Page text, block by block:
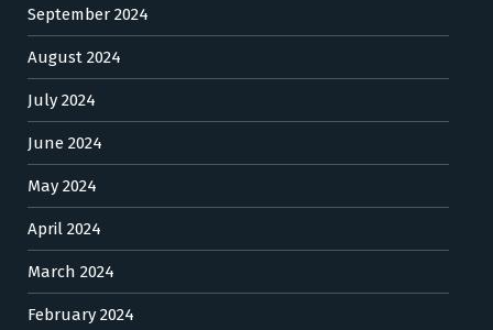
September 2024
August 2024
July 2024
June 2024
May 2024
April 2024
March 2024
February 2024